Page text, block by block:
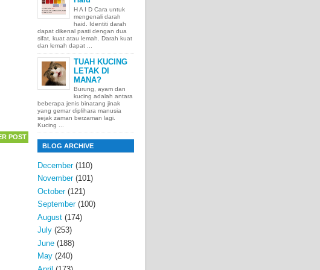
POST
H A I D Cara untuk
mengenali darah
haid. Identiti darah
dapat dikenal pasti dengan dua
sifat, kuat atau lemah. Darah kuat
dan lemah dapat ...
TUAH KUCING
LETAK DI
MANA?
Burung, ayam dan
kucing adalah antara
beberapa jenis binatang jinak
yang gemar diplihara manusia
sejak zaman berzaman lagi.
Kucing ...
BLOG ARCHIVE
December(110)
November(101)
October(121)
September(100)
August (174)
July (253)
June (188)
May (240)